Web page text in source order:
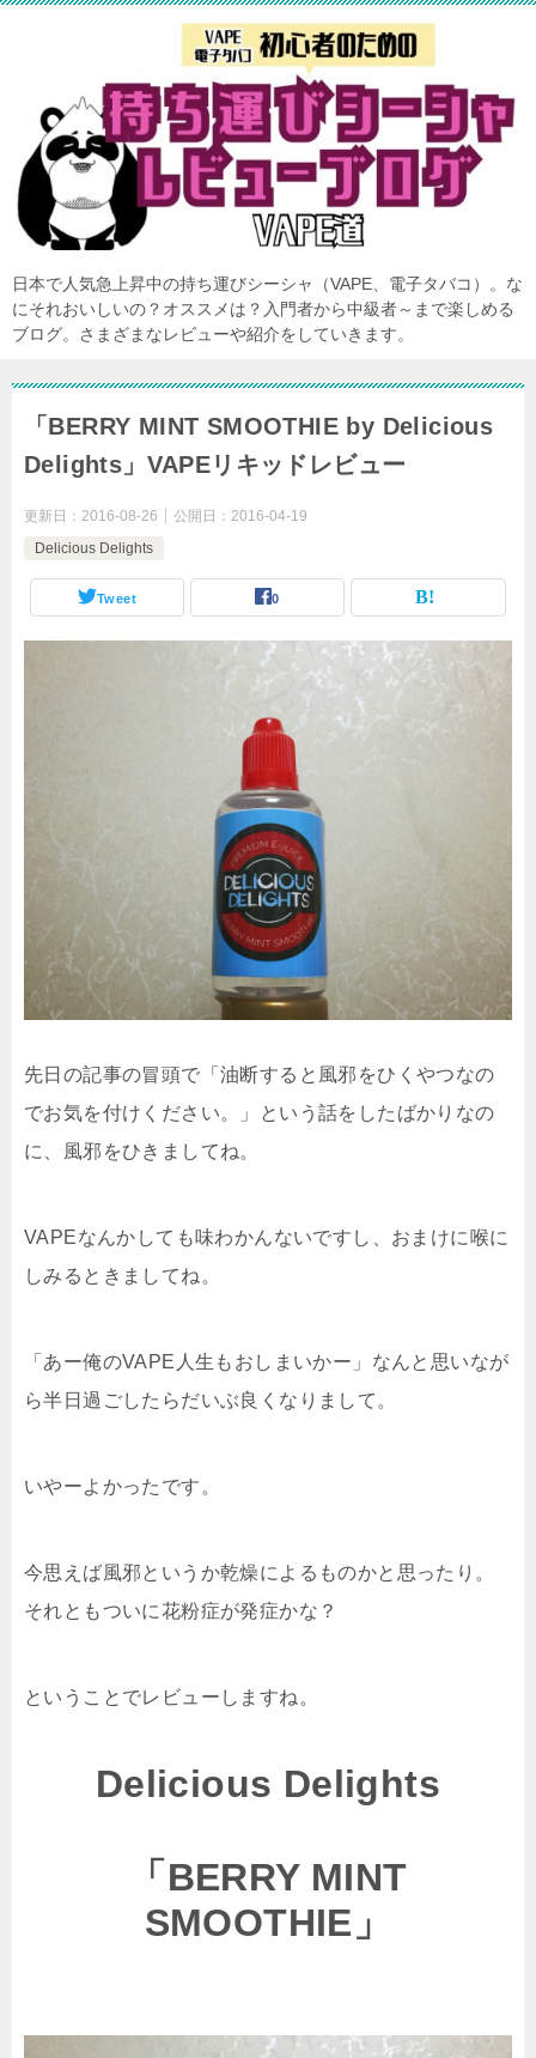
日本で人気急上昇中の持ち運びシーシャ（VAPE、電子タバコ）。な
にそれおいしいの？オススメは？入門者から中級者～まで楽しめる
ブログ。さまざまなレビューや紹介をしていきます。
「BERRY MINT SMOOTHIE by Delicious
Delights」VAPEリキッドレビュー
更新日： 2016-08-26 公開日： 2016-04-19
Delicious Delights
Tweet 0
先日の記事の冒頭で「油断すると風邪をひくやつなの
でお気を付けください。」という話をしたばかりなの
に、風邪をひきましてね。
VAPEなんかしても味わかんないですし、おまけに喉に
しみるときましてね。
「あー俺のVAPE人生もおしまいかー」なんと思いなが
ら半日過ごしたらだいぶ良くなりまして。
いやーよかったです。
今思えば風邪というか乾燥によるものかと思ったり。
それともついに花粉症が発症かな？
ということでレビューしますね。
Delicious Delights
「BERRY MINT
SMOOTHIE」